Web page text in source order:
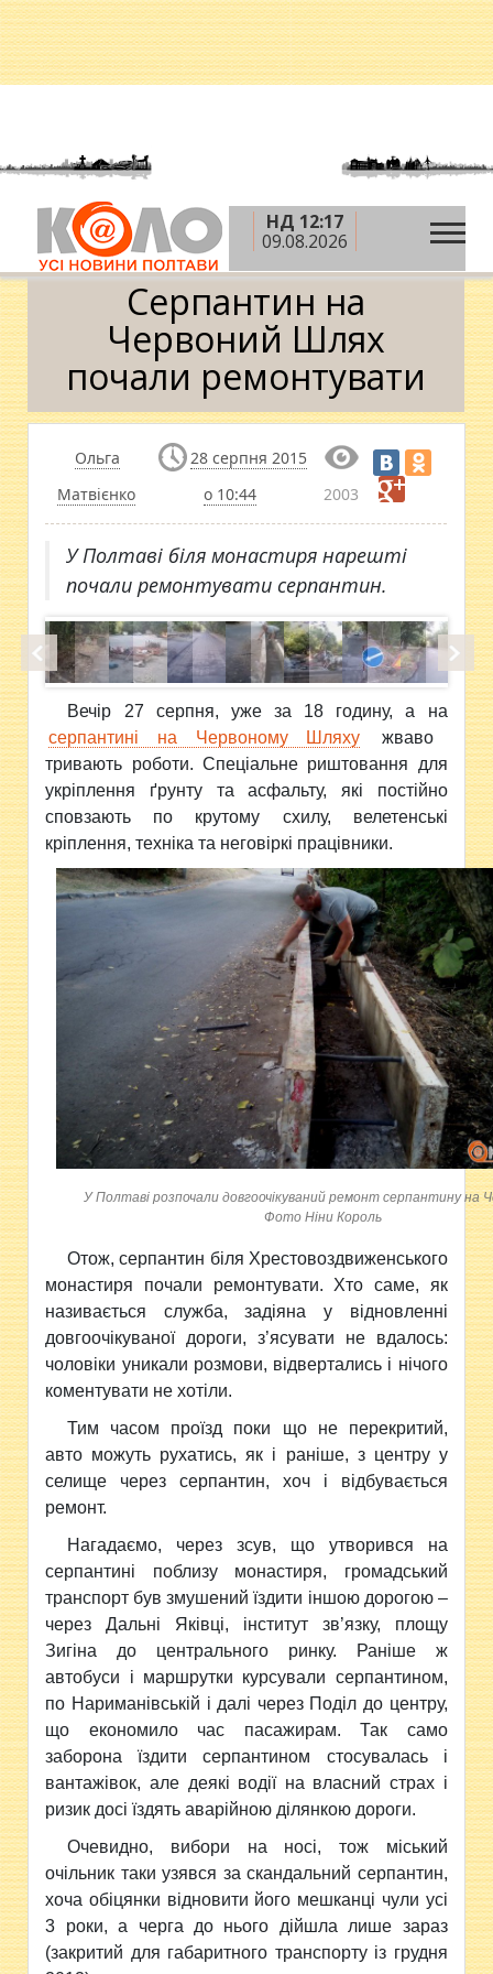
НД 12:17
09.08.2026
Головна » Новини » Суспільство
Серпантин
на Червоний Шлях почали ремонтувати
Серпантин на
Червоний Шлях
почали ремонтувати
Ольга
Матвієнко
28 серпня 2015
о 10:44
2003
У Полтаві біля монастиря нарешті
почали ремонтувати серпантин.
Вечір 27 серпня, уже за 18 годину, а на
серпантині на Червоному Шляху
жваво
тривають роботи. Спеціальне риштовання для
укріплення ґрунту та асфальту, які постійно
сповзають по крутому схилу, велетенські
кріплення, техніка та неговіркі працівники.
У Полтаві розпочали довгоочікуваний ремонт серпантину на
Фото Ніни Король
Отож, серпантин біля Хрестовоздвиженського
монастиря почали ремонтувати. Хто саме, як
називається служба, задіяна у відновленні
довгоочікуваної дороги, з’ясувати не вдалось:
чоловіки уникали розмови, відвертались і нічого
коментувати не хотіли.
Тим часом проїзд поки що не перекритий,
авто можуть рухатись, як і раніше, з центру у
селище через серпантин, хоч і відбувається
ремонт.
Нагадаємо, через зсув, що утворився на
серпантині поблизу монастиря, громадський
транспорт був змушений їздити іншою дорогою –
через Дальні Яківці, інститут зв’язку, площу
Зигіна до центрального ринку. Раніше ж
автобуси і маршрутки курсували серпантином,
по Нариманівській і далі через Поділ до центру,
що економило час пасажирам. Так само
заборона їздити серпантином стосувалась і
вантажівок, але деякі водії на власний страх і
ризик досі їздять аварійною ділянкою дороги.
Очевидно, вибори на носі, тож міський
очільник таки узявся за скандальний серпантин,
хоча обіцянки відновити його мешканці чули усі
3 роки, а черга до нього дійшла лише зараз
(закритий для габаритного транспорту із грудня